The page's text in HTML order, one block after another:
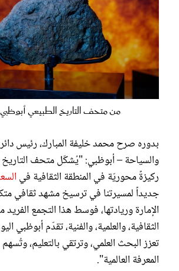
من متحف التاريخ الطبيعي أبوظبي
بدوره صرح محمد خليفة المبارك، رئيس
والسياحة – أبوظبي: "يُشكّل متحف التاريخ
ركيزةً محوريّة في المنطقة الثقافية في
جديداً لمسيرتنا في ترسيخ مشهد ثقافي
الإمارة وريادتها، فوسط هذا التجمع
الثقافية، والعلمية، والفنية، تقدّم أبوظبي
تعزز البحث العلمي، وترتقي بالتعليم،
المعرفة العالمية".